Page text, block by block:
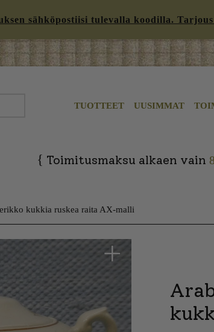
sähköpostiisi tulevalla koodilla.
TUOTTEET UUSIMMAT
{ Toimitusmaksu alkaen vain
kukkia ruskea raita AX-malli